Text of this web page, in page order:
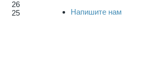
26
25
Напишите нам